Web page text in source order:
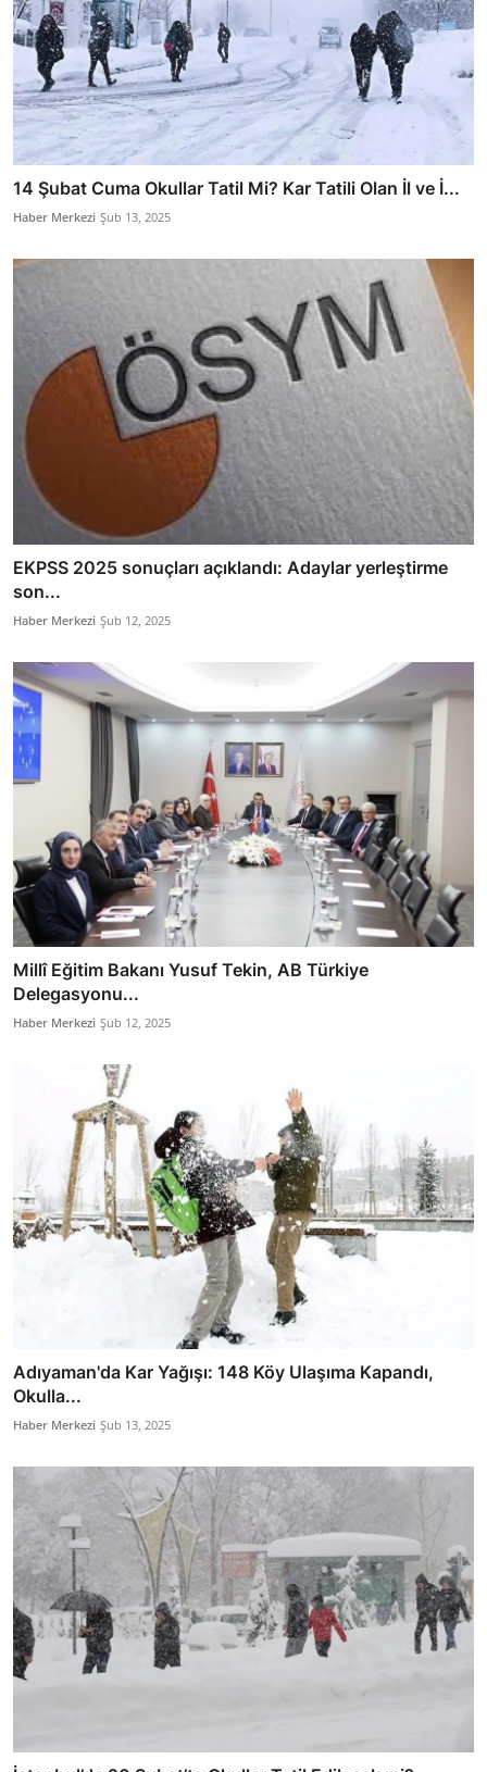
14 Şubat Cuma Okullar Tatil Mi? Kar Tatili Olan İl ve İ...
Haber Merkezi Şub 13, 2025
EKPSS 2025 sonuçları açıklandı: Adaylar yerleştirme
son...
Haber Merkezi Şub 12, 2025
Millî Eğitim Bakanı Yusuf Tekin, AB Türkiye
Delegasyonu...
Haber Merkezi Şub 12, 2025
Adıyaman'da Kar Yağışı: 148 Köy Ulaşıma Kapandı,
Okulla...
Haber Merkezi Şub 13, 2025